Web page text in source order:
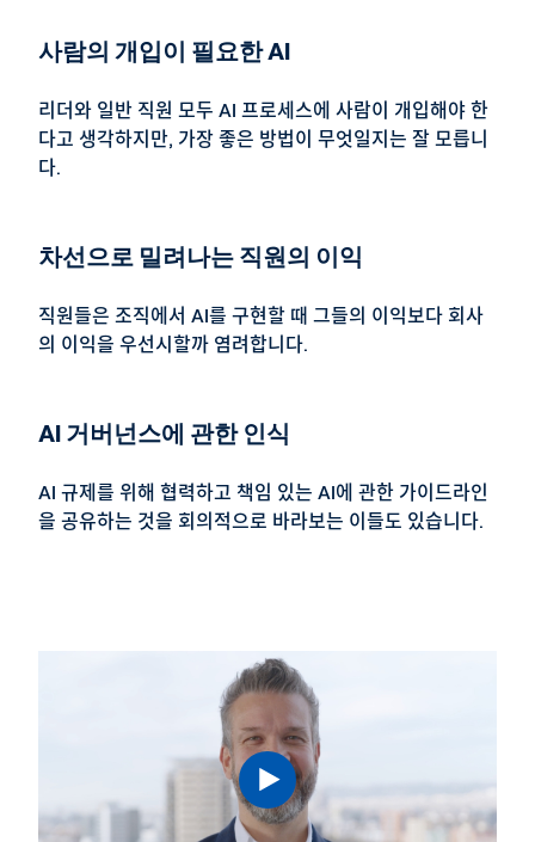
사람의 개입이 필요한 AI
리더와 일반 직원 모두 AI 프로세스에 사람이 개입해야 한
다고 생각하지만, 가장 좋은 방법이 무엇일지는 잘 모릅니
다.
차선으로 밀려나는 직원의 이익
직원들은 조직에서 AI를 구현할 때 그들의 이익보다 회사
의 이익을 우선시할까 염려합니다.
AI 거버넌스에 관한 인식
AI 규제를 위해 협력하고 책임 있는 AI에 관한 가이드라인
을 공유하는 것을 회의적으로 바라보는 이들도 있습니다.